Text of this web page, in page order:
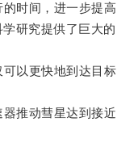
时间，进一步提高
研究提供了巨大的
以更快地到达目标
推动彗星达到接近